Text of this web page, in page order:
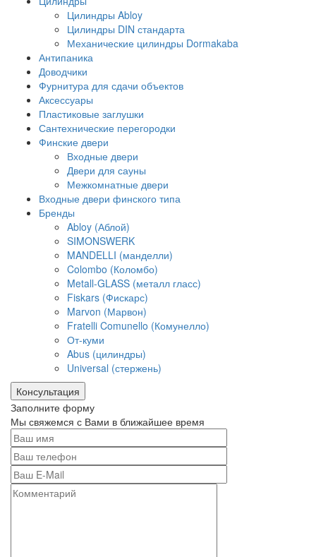
Цилиндры Abloy
Цилиндры DIN стандарта
Механические цилиндры Dormakaba
Антипаника
Доводчики
Фурнитура для сдачи объектов
Аксессуары
Пластиковые заглушки
Сантехнические перегородки
Финские двери
Входные двери
Двери для сауны
Межкомнатные двери
Входные двери финского типа
Бренды
Abloy (Аблой)
SIMONSWERK
MANDELLI (манделли)
Colombo (Коломбо)
Metall-GLASS (металл гласс)
Fiskars (Фискарс)
Marvon (Марвон)
Fratelli Comunello (Комунелло)
От-куми
Abus (цилиндры)
Universal (стержень)
Консультация
Заполните форму
Мы свяжемся с Вами в ближайшее время